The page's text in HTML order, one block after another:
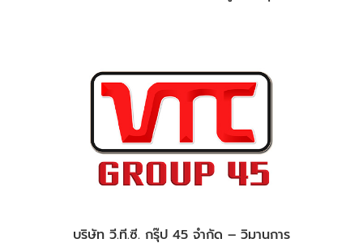
บริษัท วี.ที.ซี. กรุ๊ป 45 จำกัด – วิมานการ